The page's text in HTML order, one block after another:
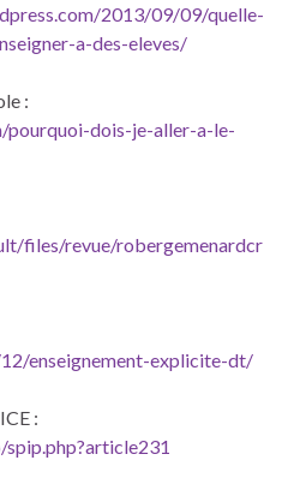
2013/09/09/quelle-
a-des-eleves/
:
dois-je-aller-a-le-
files/revue/robergemenardcr
enseignement-explicite-dt/
: